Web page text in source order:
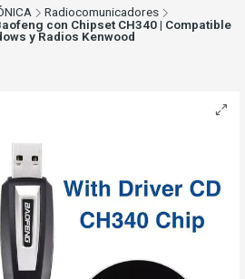
Radiocomunicadores
con Chipset CH340 | Compatible
y Radios Kenwood